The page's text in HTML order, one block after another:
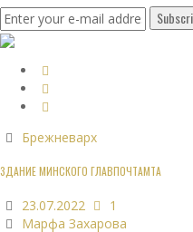
Брежневарх
ЗДАНИЕ МИНСКОГО ГЛАВПОЧТАМТА
23.07.2022
1
Марфа Захарова